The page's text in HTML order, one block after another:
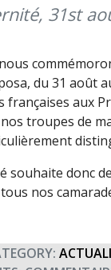
31st
du 31 août
françaises aux
troupes de
souhaite donc
nos